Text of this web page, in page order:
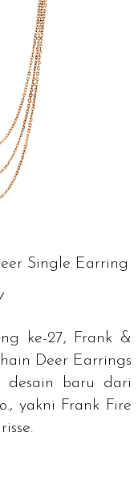
Single Earring
ke-27, Frank &
Deer Earrings
desain baru dari
yakni Frank Fire